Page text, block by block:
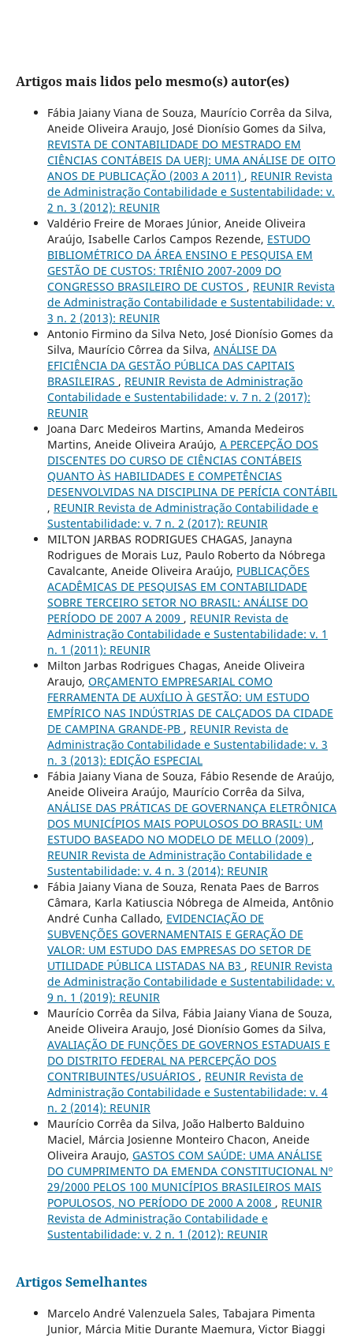
Artigos mais lidos pelo mesmo(s) autor(es)
Fábia Jaiany Viana de Souza, Maurício Corrêa da Silva,
Aneide Oliveira Araujo, José Dionísio Gomes da Silva,
REVISTA DE CONTABILIDADE DO MESTRADO EM
CIÊNCIAS CONTÁBEIS DA UERJ: UMA ANÁLISE DE OITO
ANOS DE PUBLICAÇÃO (2003 A 2011) , REUNIR Revista
de Administração Contabilidade e Sustentabilidade: v.
2 n. 3 (2012): REUNIR
Valdério Freire de Moraes Júnior, Aneide Oliveira
Araújo, Isabelle Carlos Campos Rezende, ESTUDO
BIBLIOMÉTRICO DA ÁREA ENSINO E PESQUISA EM
GESTÃO DE CUSTOS: TRIÊNIO 2007-2009 DO
CONGRESSO BRASILEIRO DE CUSTOS , REUNIR Revista
de Administração Contabilidade e Sustentabilidade: v.
3 n. 2 (2013): REUNIR
Antonio Firmino da Silva Neto, José Dionísio Gomes da
Silva, Maurício Côrrea da Silva, ANÁLISE DA
EFICIÊNCIA DA GESTÃO PÚBLICA DAS CAPITAIS
BRASILEIRAS , REUNIR Revista de Administração
Contabilidade e Sustentabilidade: v. 7 n. 2 (2017):
REUNIR
Joana Darc Medeiros Martins, Amanda Medeiros
Martins, Aneide Oliveira Araújo, A PERCEPÇÃO DOS
DISCENTES DO CURSO DE CIÊNCIAS CONTÁBEIS
QUANTO ÀS HABILIDADES E COMPETÊNCIAS
DESENVOLVIDAS NA DISCIPLINA DE PERÍCIA CONTÁBIL
, REUNIR Revista de Administração Contabilidade e
Sustentabilidade: v. 7 n. 2 (2017): REUNIR
MILTON JARBAS RODRIGUES CHAGAS, Janayna
Rodrigues de Morais Luz, Paulo Roberto da Nóbrega
Cavalcante, Aneide Oliveira Araújo, PUBLICAÇÕES
ACADÊMICAS DE PESQUISAS EM CONTABILIDADE
SOBRE TERCEIRO SETOR NO BRASIL: ANÁLISE DO
PERÍODO DE 2007 A 2009 , REUNIR Revista de
Administração Contabilidade e Sustentabilidade: v. 1
n. 1 (2011): REUNIR
Milton Jarbas Rodrigues Chagas, Aneide Oliveira
Araujo, ORÇAMENTO EMPRESARIAL COMO
FERRAMENTA DE AUXÍLIO À GESTÃO: UM ESTUDO
EMPÍRICO NAS INDÚSTRIAS DE CALÇADOS DA CIDADE
DE CAMPINA GRANDE-PB , REUNIR Revista de
Administração Contabilidade e Sustentabilidade: v. 3
n. 3 (2013): EDIÇÃO ESPECIAL
Fábia Jaiany Viana de Souza, Fábio Resende de Araújo,
Aneide Oliveira Araújo, Maurício Corrêa da Silva,
ANÁLISE DAS PRÁTICAS DE GOVERNANÇA ELETRÔNICA
DOS MUNICÍPIOS MAIS POPULOSOS DO BRASIL: UM
ESTUDO BASEADO NO MODELO DE MELLO (2009) ,
REUNIR Revista de Administração Contabilidade e
Sustentabilidade: v. 4 n. 3 (2014): REUNIR
Fábia Jaiany Viana de Souza, Renata Paes de Barros
Câmara, Karla Katiuscia Nóbrega de Almeida, Antônio
André Cunha Callado, EVIDENCIAÇÃO DE
SUBVENÇÕES GOVERNAMENTAIS E GERAÇÃO DE
VALOR: UM ESTUDO DAS EMPRESAS DO SETOR DE
UTILIDADE PÚBLICA LISTADAS NA B3 , REUNIR Revista
de Administração Contabilidade e Sustentabilidade: v.
9 n. 1 (2019): REUNIR
Maurício Corrêa da Silva, Fábia Jaiany Viana de Souza,
Aneide Oliveira Araujo, José Dionísio Gomes da Silva,
AVALIAÇÃO DE FUNÇÕES DE GOVERNOS ESTADUAIS E
DO DISTRITO FEDERAL NA PERCEPÇÃO DOS
CONTRIBUINTES/USUÁRIOS , REUNIR Revista de
Administração Contabilidade e Sustentabilidade: v. 4
n. 2 (2014): REUNIR
Maurício Corrêa da Silva, João Halberto Balduino
Maciel, Márcia Josienne Monteiro Chacon, Aneide
Oliveira Araujo, GASTOS COM SAÚDE: UMA ANÁLISE
DO CUMPRIMENTO DA EMENDA CONSTITUCIONAL Nº
29/2000 PELOS 100 MUNICÍPIOS BRASILEIROS MAIS
POPULOSOS, NO PERÍODO DE 2000 A 2008 , REUNIR
Revista de Administração Contabilidade e
Sustentabilidade: v. 2 n. 1 (2012): REUNIR
Artigos Semelhantes
Marcelo André Valenzuela Sales, Tabajara Pimenta
Junior, Márcia Mitie Durante Maemura, Victor Biaggi